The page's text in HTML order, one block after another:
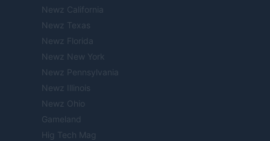
Newz California
Newz Texas
Newz Florida
Newz New York
Newz Pennsylvania
Newz Illinois
Newz Ohio
Gameland
Hig Tech Mag